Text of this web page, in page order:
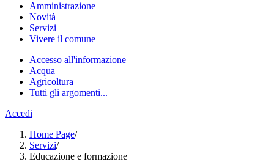
Amministrazione
Novità
Servizi
Vivere il comune
Accesso all'informazione
Acqua
Agricoltura
Tutti gli argomenti...
Accedi
Home Page/
Servizi/
Educazione e formazione